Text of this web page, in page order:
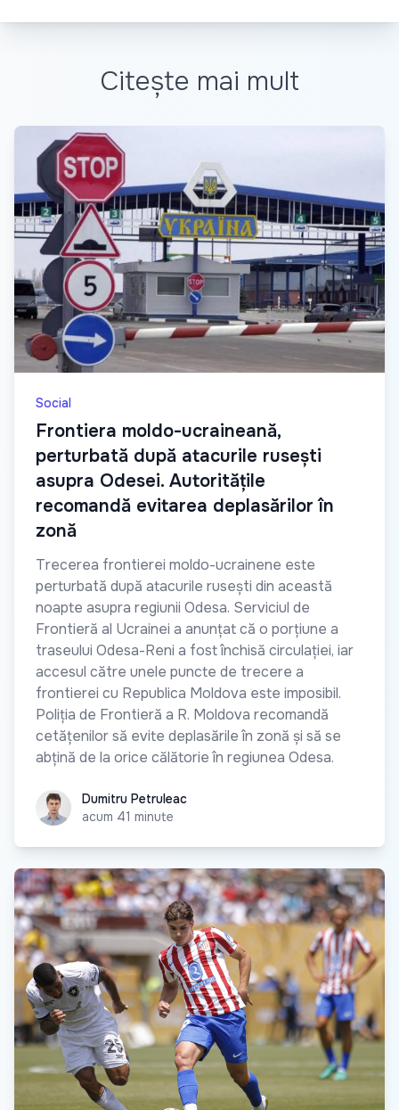
Citește mai mult
Social
Frontiera moldo-ucraineană,
perturbată după atacurile rusești
asupra Odesei. Autoritățile
recomandă evitarea deplasărilor în
zonă
Trecerea frontierei moldo-ucrainene este
perturbată după atacurile rusești din această
noapte asupra regiunii Odesa. Serviciul de
Frontieră al Ucrainei a anunțat că o porțiune a
traseului Odesa-Reni a fost închisă circulației, iar
accesul către unele puncte de trecere a
frontierei cu Republica Moldova este imposibil.
Poliția de Frontieră a R. Moldova recomandă
cetățenilor să evite deplasările în zonă și să se
abțină de la orice călătorie în regiunea Odesa.
Dumitru Petruleac
Dumitru Petruleac
acum 41 minute